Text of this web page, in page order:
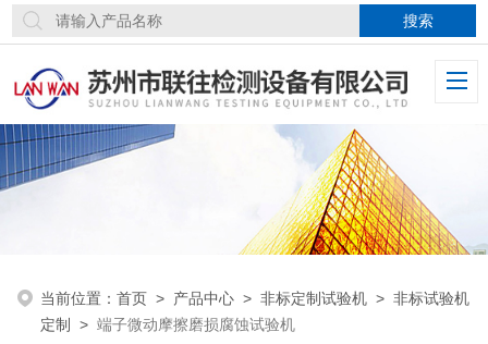
当前位置：首页 > 产品中心 >非标定制试验机 >非标试验机
定制
>端子微动摩擦磨损腐蚀试验机